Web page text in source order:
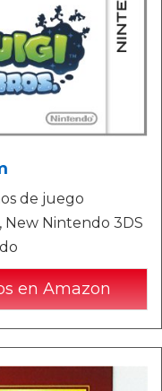
de juego
New Nintendo 3DS
en Amazon